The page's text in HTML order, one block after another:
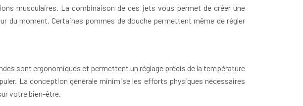
musculaires. La combinaison de ces jets vous permet de créer une
du moment. Certaines pommes de douche permettent même de régler
sont ergonomiques et permettent un réglage précis de la température
La conception générale minimise les efforts physiques nécessaires
votre bien-être.